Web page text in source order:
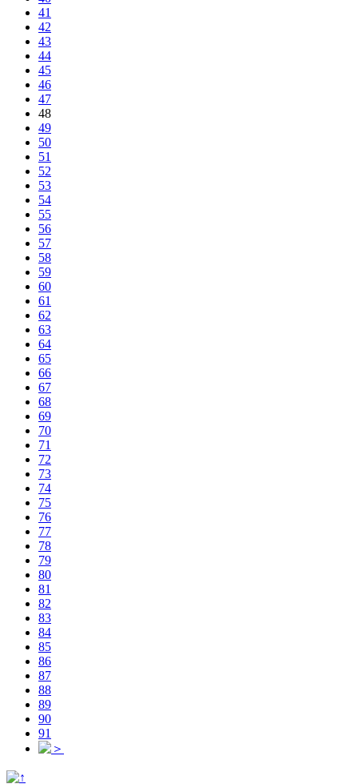
41
42
43
44
45
46
47
48
49
50
51
52
53
54
55
56
57
58
59
60
61
62
63
64
65
66
67
68
69
70
71
72
73
74
75
76
77
78
79
80
81
82
83
84
85
86
87
88
89
90
91